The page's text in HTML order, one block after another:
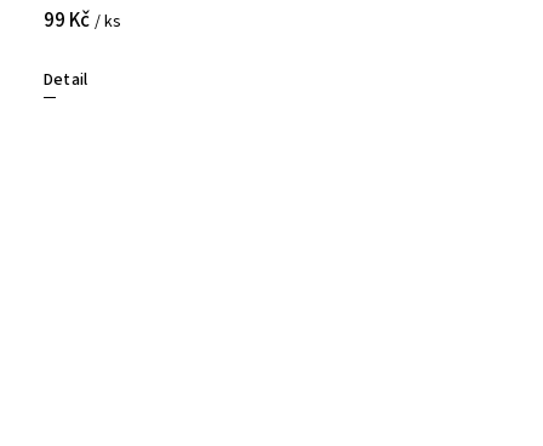
99 Kč / ks
Detail